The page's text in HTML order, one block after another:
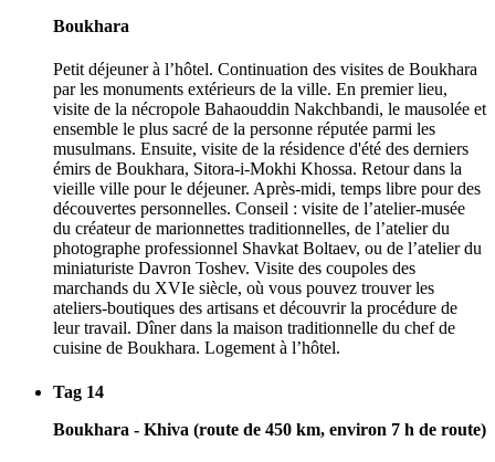
Boukhara
Petit déjeuner à l’hôtel. Continuation des visites de Boukhara
par les monuments extérieurs de la ville. En premier lieu,
visite de la nécropole Bahaouddin Nakchbandi, le mausolée et
ensemble le plus sacré de la personne réputée parmi les
musulmans. Ensuite, visite de la résidence d'été des derniers
émirs de Boukhara, Sitora-i-Mokhi Khossa. Retour dans la
vieille ville pour le déjeuner. Après-midi, temps libre pour des
découvertes personnelles. Conseil : visite de l’atelier-musée
du créateur de marionnettes traditionnelles, de l’atelier du
photographe professionnel Shavkat Boltaev, ou de l’atelier du
miniaturiste Davron Toshev. Visite des coupoles des
marchands du XVIe siècle, où vous pouvez trouver les
ateliers-boutiques des artisans et découvrir la procédure de
leur travail. Dîner dans la maison traditionnelle du chef de
cuisine de Boukhara. Logement à l’hôtel.
Tag 14
Boukhara - Khiva (route de 450 km, environ 7 h de route)